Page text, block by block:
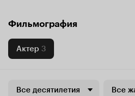
Фильмография
Актер 3
Все десятилетия Все